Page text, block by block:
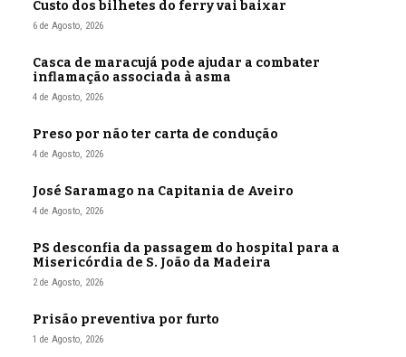
Custo dos bilhetes do ferry vai baixar
6 de Agosto, 2026
Casca de maracujá pode ajudar a combater
inflamação associada à asma
4 de Agosto, 2026
Preso por não ter carta de condução
4 de Agosto, 2026
José Saramago na Capitania de Aveiro
4 de Agosto, 2026
PS desconfia da passagem do hospital para a
Misericórdia de S. João da Madeira
2 de Agosto, 2026
Prisão preventiva por furto
1 de Agosto, 2026